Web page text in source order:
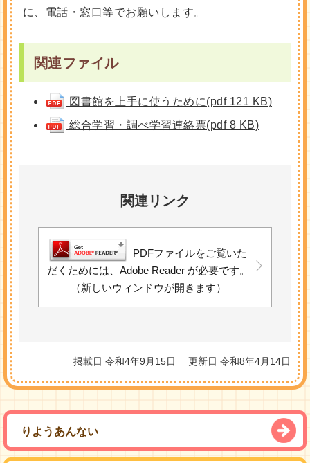
に、電話・窓口等でお願いします。
関連ファイル
図書館を上手に使うために(pdf 121 KB)
総合学習・調べ学習連絡票(pdf 8 KB)
関連リンク
PDFファイルをご覧いた
だくためには、Adobe Reader が必要です。
（新しいウィンドウが開きます）
掲載日 令和4年9月15日 更新日 令和8年4月14日
りようあんない